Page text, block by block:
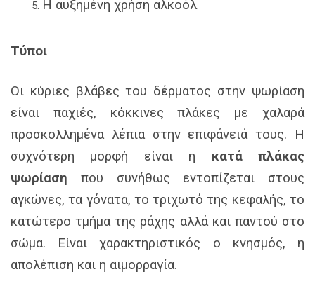
Η αυξημένη χρήση αλκοόλ
Τύποι
Οι κύριες βλάβες του δέρματος στην ψωρίαση
είναι παχιές, κόκκινες πλάκες με χαλαρά
προσκολλημένα λέπια στην επιφάνειά τους. Η
συχνότερη μορφή είναι η κατά πλάκας
ψωρίαση που συνήθως εντοπίζεται στους
αγκώνες, τα γόνατα, το τριχωτό της κεφαλής, το
κατώτερο τμήμα της ράχης αλλά και παντού στο
σώμα. Είναι χαρακτηριστικός ο κνησμός, η
απολέπιση και η αιμορραγία.